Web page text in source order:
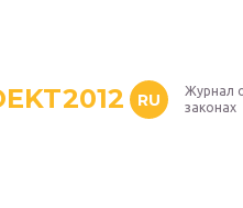
RU
Журнал
законах